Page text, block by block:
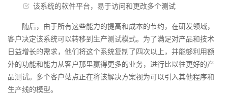
该系统的软件平台，易于访问和更改多个测试
随后，由于所有这些能力的提高和成本的节约，在研发领域，
客户决定该系统可以转移到生产测试模式。为了满足对产品和技术
日益增长的需求，他们将这个系统复制了四次以上，并能够利用额
外的功能和能力从客户那里赢得更多的业务，进行比以往更好的产
品测试。多个客户站点正在将该解决方案视为可以引入其他程序和
生产线的模型。